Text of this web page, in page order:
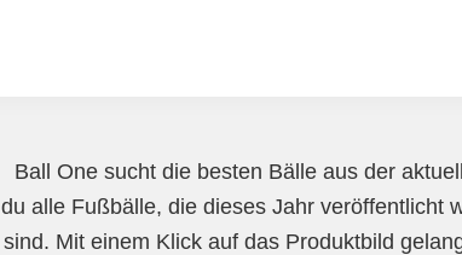
Ball One sucht die besten Bälle aus der
du alle Fußbälle, die dieses Jahr veröffentlicht
sind. Mit einem Klick auf das Produktbild